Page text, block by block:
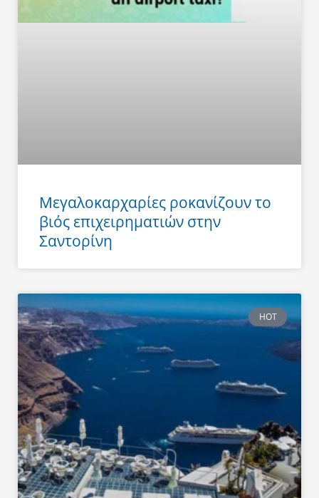
Μεγαλοκαρχαρίες ροκανίζουν το
βιός επιχειρηματιών στην
Σαντορίνη
HOT